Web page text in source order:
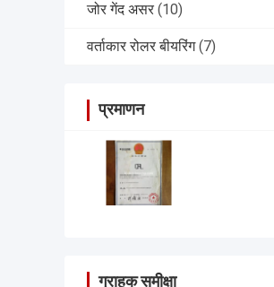
जोर गेंद असर (10)
वर्ताकार रोलर बीयरिंग (7)
प्रमाणन
ग्राहक समीक्षा